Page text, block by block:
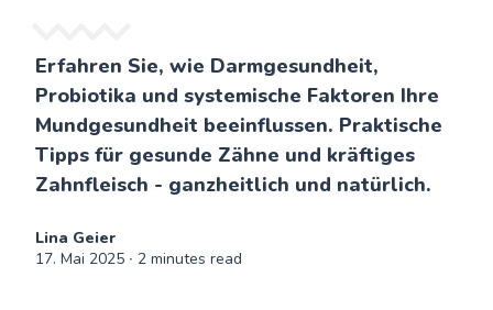
Erfahren Sie, wie Darmgesundheit,
Probiotika und systemische Faktoren Ihre
Mundgesundheit beeinflussen. Praktische
Tipps für gesunde Zähne und kräftiges
Zahnfleisch - ganzheitlich und natürlich.
Lina Geier
17. Mai 2025 ∙ 2 minutes read